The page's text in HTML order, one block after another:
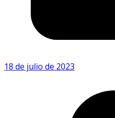
18 de julio de 2023